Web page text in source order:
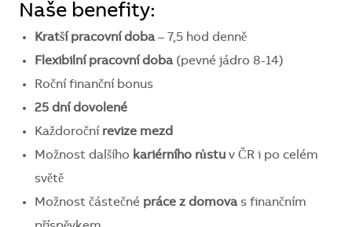
Naše benefity:
Kratší pracovní doba – 7,5 hod denně
Flexibilní pracovní doba (pevné jádro 8-14)
Roční finanční bonus
25 dní dovolené
Každoroční revize mezd
Možnost dalšího kariérního růstu v ČR i po celém
světě
Možnost částečné práce z domova s finančním